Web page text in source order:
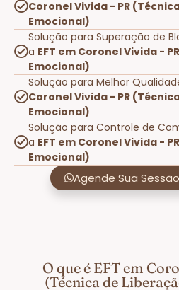
Coronel Vivida - PR
Emocional)
Solução para Superação de
a EFT em Coronel Vivida -
Emocional)
Solução para Melhor
Coronel Vivida - PR
Emocional)
Solução para Controle de
a EFT em Coronel Vivida -
Emocional)
Agende Sua
O que é EFT em
(Técnica de